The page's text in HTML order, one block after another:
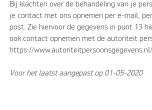
Bij klachten over de behandeling van je
je contact met ons opnemen per e-mail,
post. Zie hiervoor de gegevens in punt 13
ook contact opnemen met de autoriteit
https://
Voor het laatst aangepast op 01-05-2020